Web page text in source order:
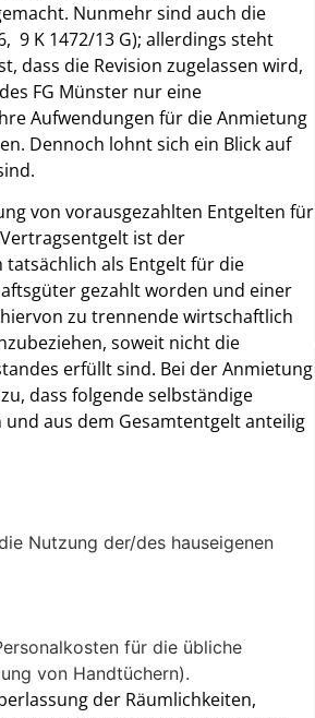
Nunmehr sind auch die
9 K 1472/13 G); allerdings steht
dass die Revision zugelassen wird,
FG Münster nur eine
Aufwendungen für die Anmietung
Dennoch lohnt sich ein Blick auf
von vorausgezahlten Entgelten für
ist der
als Entgelt für die
gezahlt worden und einer
zu trennende wirtschaftlich
soweit nicht die
erfüllt sind. Bei der Anmietung
dass folgende selbständige
aus dem Gesamtentgelt anteilig
Nutzung der/des hauseigenen
für die übliche
von Handtüchern).
der Räumlichkeiten,